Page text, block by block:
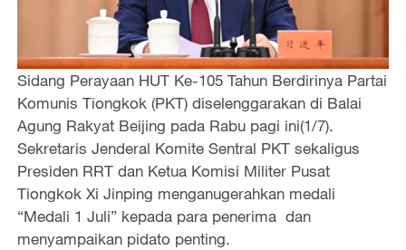
Sidang Perayaan HUT Ke-105 Tahun Berdirinya Partai
Komunis Tiongkok (PKT) diselenggarakan di Balai
Agung Rakyat Beijing pada Rabu pagi ini(1/7).
Sekretaris Jenderal Komite Sentral PKT sekaligus
Presiden RRT dan Ketua Komisi Militer Pusat
Tiongkok Xi Jinping menganugerahkan medali
“Medali 1 Juli” kepada para penerima dan
menyampaikan pidato penting.